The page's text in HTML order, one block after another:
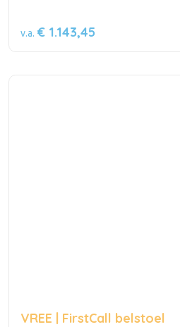
v.a. € 1.143,45
VREE | FirstCall belstoel